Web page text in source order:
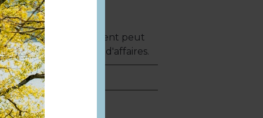
! L'établissement peut
baptême ou repas d'affaires.